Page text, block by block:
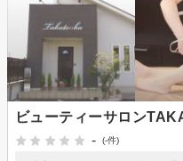
ビューティーサロン
-
(-件)